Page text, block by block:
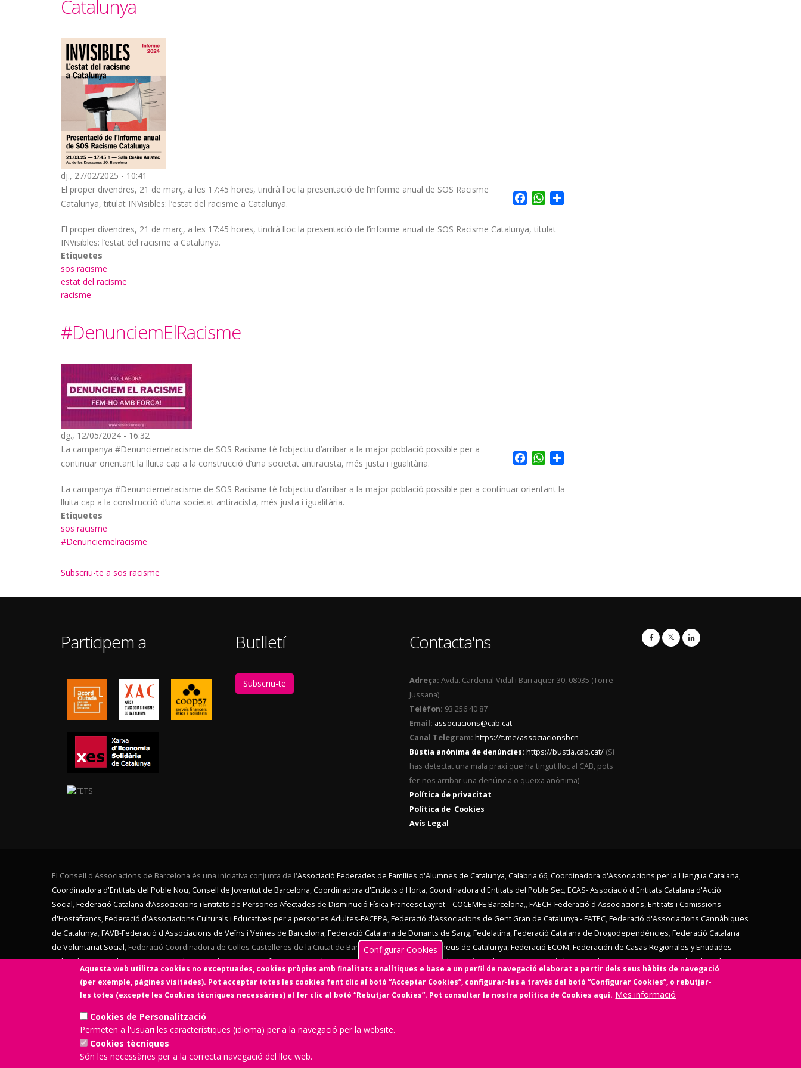
Catalunya
dj., 27/02/2025 - 10:41
FacebookWhatsApp
El proper divendres, 21 de març, a les 17:45 hores, tindrà lloc la presentació de l’informe anual de SOS Racisme
Catalunya, titulat INVisibles: l’estat del racisme a Catalunya.
El proper divendres, 21 de març, a les 17:45 hores, tindrà lloc la presentació de l’informe anual de SOS Racisme Catalunya, titulat
INVisibles: l’estat del racisme a Catalunya.
Etiquetes
sos racisme
estat del racisme
racisme
#DenunciemElRacisme
dg., 12/05/2024 - 16:32
FacebookWhatsApp
La campanya #Denunciemelracisme de SOS Racisme té l’objectiu d’arribar a la major població possible per a
continuar orientant la lluita cap a la construcció d’una societat antiracista, més justa i igualitària.
La campanya #Denunciemelracisme de SOS Racisme té l’objectiu d’arribar a la major població possible per a continuar orientant la
lluita cap a la construcció d’una societat antiracista, més justa i igualitària.
Etiquetes
sos racisme
#Denunciemelracisme
Subscriu-te a sos racisme
Participem a Butlletí
Subscriu-te
Contacta'ns
Adreça: Avda. Cardenal Vidal i Barraquer 30, 08035 (Torre
Jussana)
Telèfon: 93 256 40 87
Email: associacions@cab.cat
Canal Telegram: https://t.me/associacionsbcn
Bústia anònima de denúncies: https://bustia.cab.cat/ (Si
has detectat una mala praxi que ha tingut lloc al CAB, pots
fer-nos arribar una denúncia o queixa anònima)
Política de privacitat
Política de Cookies
Avís Legal
El Consell d'Associacions de Barcelona és una iniciativa conjunta de l'Associació Federades de Famílies d'Alumnes de Catalunya,Calàbria 66,Coordinadora d'Associacions per la Llengua Catalana,
Coordinadora d'Entitats del Poble Nou,Consell de Joventut de Barcelona,Coordinadora d'Entitats d'Horta,Coordinadora d'Entitats del Poble Sec,ECAS- Associació d'Entitats Catalana d'Acció
Social,Federació Catalana d’Associacions i Entitats de Persones Afectades de Disminució Física Francesc Layret – COCEMFE Barcelona,,FAECH-Federació d'Associacions, Entitats i Comissions
d'Hostafrancs,Federació d'Associacions Culturals i Educatives per a persones Adultes-FACEPA,Federació d'Associacions de Gent Gran de Catalunya - FATEC,Federació d'Associacions Cannàbiques
de Catalunya,FAVB-Federació d'Associacions de Veïns i Veïnes de Barcelona,Federació Catalana de Donants de Sang,Fedelatina,Federació Catalana de Drogodependències,Federació Catalana
de Voluntariat Social, Federació Coordinadora de Colles Castelleres de la Ciutat de Barcelona,Federació d'Ateneus de Catalunya,Federació ECOM,Federación de Casas Regionales y Entidades
Culturales en Catalunya,Secretariat d'Entitats de Sants Hostafrancs i La Bordeta,SOS Racisme Taula d'Entitats de Sarrià,Taula Eix Pere IV,Unió d'Entitats de La Marina,Vern (Coordinadora d'Entitats
de La Verneda)
Xarxa d'Economia Solidària . El Consell d'Associacions de Barcelona manté un conveni de col·laboració amb l' Ens de l'Asociacionisme Cultural - ENS
Coordinadora
Catalana de Fundacions
. El Consell d'Associacions de Barcelona és membre de Xarxa d'Economia Solidària ,FETS – Finançament Ètic i Solidari Associació SinergiaTIC Coop57 i de
Configurar Cookies
Aquesta web utilitza cookies no exceptuades, cookies pròpies amb finalitats analítiques e base a un perfil de navegació elaborat a partir dels seus hàbits de navegació
(per exemple, pàgines visitades). Pot acceptar totes les cookies fent clic al botó “Acceptar Cookies”, configurar-les a través del botó “Configurar Cookies”, o rebutjar-
les totes (excepte les Cookies tècniques necessàries) al fer clic al botó “Rebutjar Cookies”. Pot consultar la nostra política de Cookies aquí. Mes informació
Cookies de Personalització
Permeten a l'usuari les característiques (idioma) per a la navegació per la website.
Cookies tècniques
Són les necessàries per a la correcta navegació del lloc web.